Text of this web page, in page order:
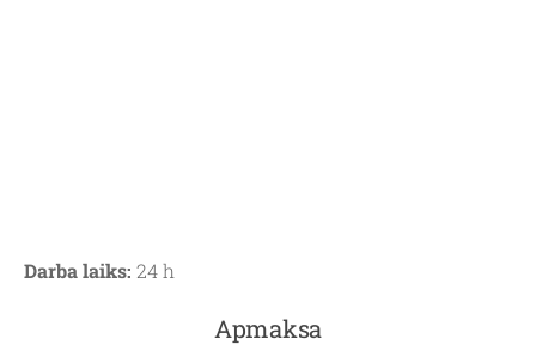
Darba laiks: 24 h
Apmaksa